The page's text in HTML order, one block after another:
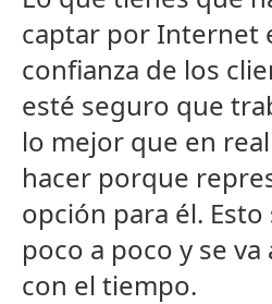
captar por Internet
confianza de los
esté seguro que
lo mejor que en
hacer porque
opción para él.
poco a poco y se
con el tiempo.